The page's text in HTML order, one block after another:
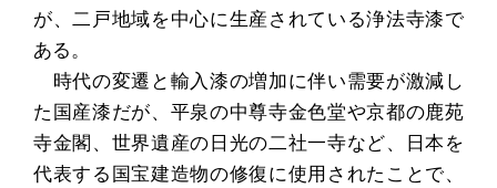
が、二戸地域を中心に生産されている浄法寺漆で
ある。
時代の変遷と輸入漆の増加に伴い需要が激減し
た国産漆だが、平泉の中尊寺金色堂や京都の鹿苑
寺金閣、世界遺産の日光の二社一寺など、日本を
代表する国宝建造物の修復に使用されたことで、